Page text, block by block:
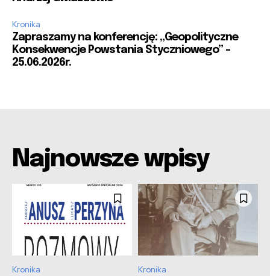
Kronika
Zapraszamy na konferencję: „Geopolityczne
Konsekwencje Powstania Styczniowego” –
25.06.2026r.
Najnowsze wpisy
Kronika Kronika